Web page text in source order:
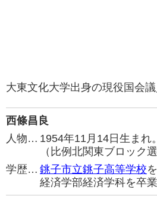
大東文化大学出身の現役国会議
西條昌良
人物… 1954年11月14日生まれ
（比例北関東ブロック選
学歴… 銚子市立銚子高等学校
経済学部経済学科を卒業